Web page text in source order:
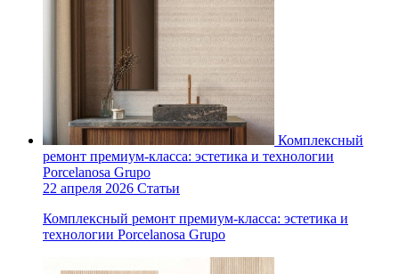
Комплексный
ремонт премиум-класса: эстетика и технологии
Porcelanosa Grupo
22 апреля 2026 Статьи
Комплексный ремонт премиум-класса: эстетика и
технологии Porcelanosa Grupo